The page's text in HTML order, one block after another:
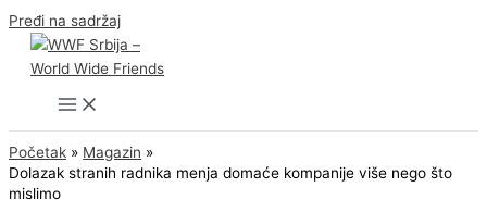
Pređi na sadržaj
Početak
Magazin
Dolazak stranih radnika menja domaće kompanije više nego što
mislimo